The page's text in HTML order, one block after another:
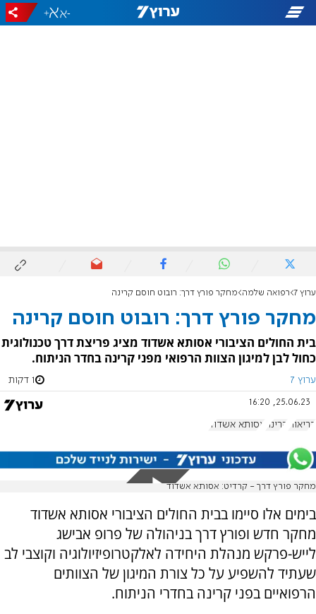
-
+
ערוץ 7 רפואה שלמה מחקר פורץ דרך: רובוט חוסם קרינה
מחקר פורץ דרך: רובוט חוסם קרינה
בית החולים הציבורי אסותא אשדוד מציג פריצת דרך טכנולוגית
כחול לבן למיגון הצוות הרפואי מפני קרינה בחדר הניתוח.
ערוץ 7 1 דקות
25.06.23, 16:20
בריאות קרינה אסותא אשדוד
מחקר פורץ דרך - קרדיט: אסותא אשדוד
בימים אלו סיימו בבית החולים הציבורי אסותא אשדוד
מחקר חדש ופורץ דרך בניהולה של פרופ אבישג
לייש-פרקש מנהלת היחידה לאלקטרופיזיולוגיה וקוצבי לב
שעתיד להשפיע על כל צורת המיגון של הצוותים
הרפואיים בפני קרינה בחדרי הניתוח.